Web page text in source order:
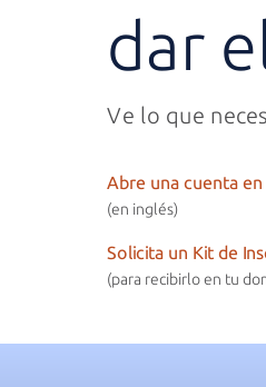
dar
Ve lo que
Abre una cuenta en
(en inglés)
Solicita un Kit de
(para recibirlo en tu